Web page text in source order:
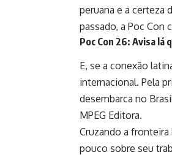
peruana e a certeza
passado, a Poc
Poc Con 26: Avisa lá
E, se a conexão
internacional. Pela
desembarca no
MPEG Editora.
Cruzando a
pouco sobre seu